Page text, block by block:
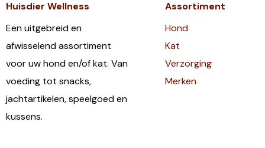
Huisdier Wellness
Een uitgebreid en
afwisselend assortiment
voor uw hond en/of kat. Van
voeding tot snacks,
jachtartikelen, speelgoed en
kussens.
Assortiment
Hond
Kat
Verzorging
Merken